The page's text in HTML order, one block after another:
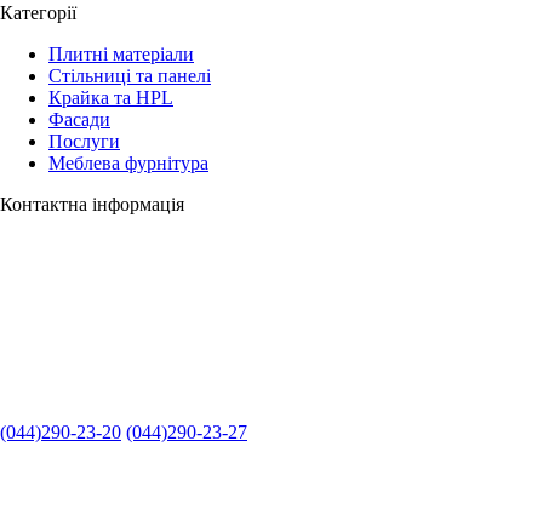
Категорії
Плитні матеріали
Стільниці та панелі
Крайка та HPL
Фасади
Послуги
Меблева фурнітура
Контактна інформація
(044)290-23-20 (044)290-23-27